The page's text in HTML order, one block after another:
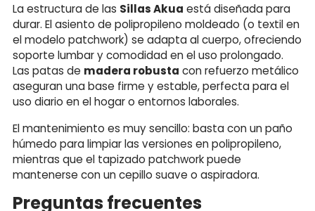
La estructura de las Sillas Akua está diseñada para
durar. El asiento de polipropileno moldeado (o textil en
el modelo patchwork) se adapta al cuerpo, ofreciendo
soporte lumbar y comodidad en el uso prolongado.
Las patas de madera robusta con refuerzo metálico
aseguran una base firme y estable, perfecta para el
uso diario en el hogar o entornos laborales.
El mantenimiento es muy sencillo: basta con un paño
húmedo para limpiar las versiones en polipropileno,
mientras que el tapizado patchwork puede
mantenerse con un cepillo suave o aspiradora.
Preguntas frecuentes